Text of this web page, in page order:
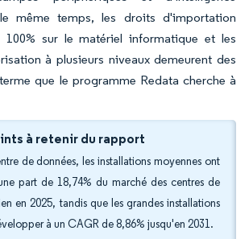
même temps, les droits d'importation
100% sur le matériel informatique et les
à plusieurs niveaux demeurent des
que le programme Redata cherche à
à retenir du rapport
de données, les installations moyennes ont
part de 18,74% du marché des centres de
en 2025, tandis que les grandes installations
à un CAGR de 8,86% jusqu'en 2031.